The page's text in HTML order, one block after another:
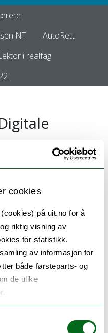
cookies
på uit.no for å
riktig visning av
for statistikk,
av informasjon for
både førsteparts- og
de ulike
NT
AutoRett
i realfag
og
MNT-
for
in
ITA, IVT og NT
med mål om å
for verktøy for både
UiT innen MNT-
Result, ITA, IVT and